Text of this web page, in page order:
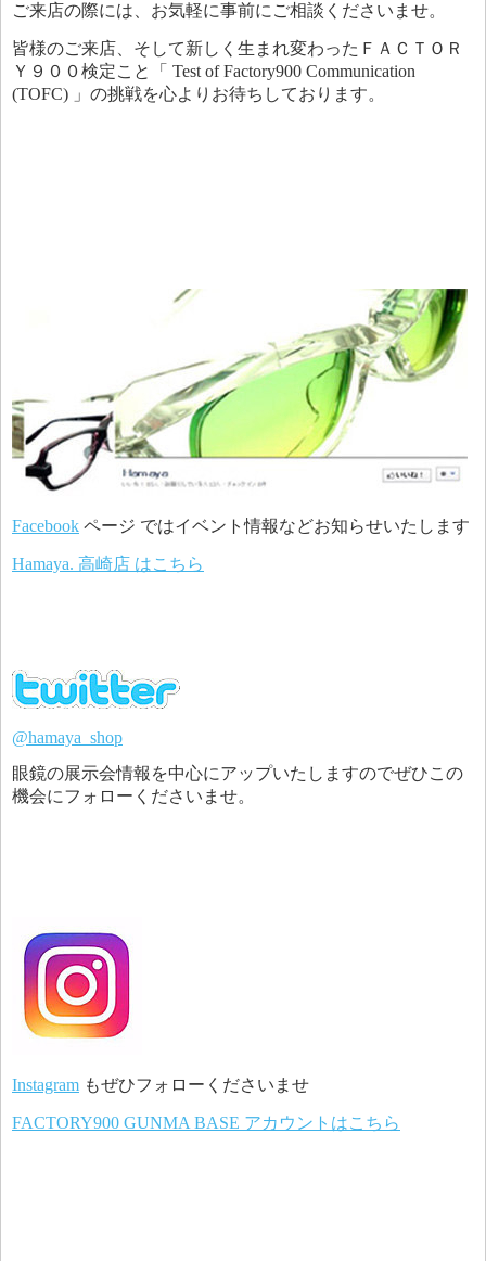
ご来店の際には、お気軽に事前にご相談くださいませ。
皆様のご来店、そして新しく生まれ変わったＦＡＣＴＯＲ
Ｙ９００検定こと「 Test of Factory900 Communication
(TOFC) 」の挑戦を心よりお待ちしております。
Facebook ページ ではイベント情報などお知らせいたします
Hamaya. 高崎店 はこちら
@hamaya_shop
眼鏡の展示会情報を中心にアップいたしますのでぜひこの
機会にフォローくださいませ。
Instagram もぜひフォローくださいませ
FACTORY900 GUNMA BASE アカウントはこちら